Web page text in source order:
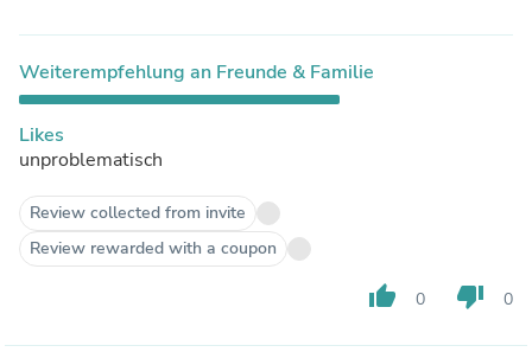
Weiterempfehlung an Freunde & Familie
Likes
unproblematisch
Review collected from invite
Review rewarded with a coupon
thumb_up 0 thumb_down 0